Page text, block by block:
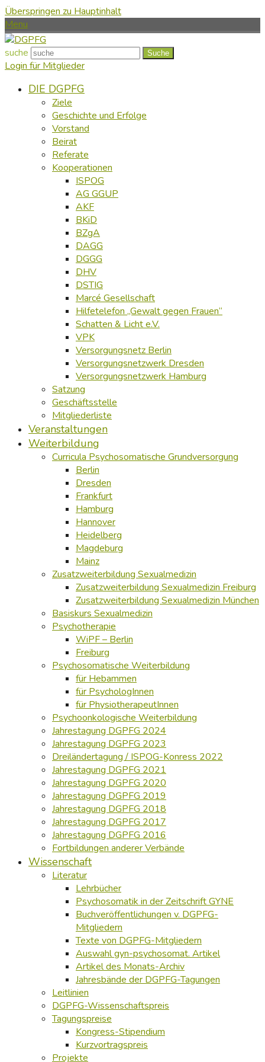
Überspringen zu Hauptinhalt
Menu
suche Suche
Login für Mitglieder
DIE DGPFG
Ziele
Geschichte und Erfolge
Vorstand
Beirat
Referate
Kooperationen
ISPOG
AG GGUP
AKF
BKiD
BZgA
DAGG
DGGG
DHV
DSTIG
Marcé Gesellschaft
Hilfetelefon „Gewalt gegen Frauen“
Schatten & Licht e.V.
VPK
Versorgungsnetz Berlin
Versorgungsnetzwerk Dresden
Versorgungsnetzwerk Hamburg
Satzung
Geschäftsstelle
Mitgliederliste
Veranstaltungen
Weiterbildung
Curricula Psychosomatische Grundversorgung
Berlin
Dresden
Frankfurt
Hamburg
Hannover
Heidelberg
Magdeburg
Mainz
Zusatzweiterbildung Sexualmedizin
Zusatzweiterbildung Sexualmedizin Freiburg
Zusatzweiterbildung Sexualmedizin München
Basiskurs Sexualmedizin
Psychotherapie
WiPF – Berlin
Freiburg
Psychosomatische Weiterbildung
für Hebammen
für PsychologInnen
für PhysiotherapeutInnen
Psychoonkologische Weiterbildung
Jahrestagung DGPFG 2024
Jahrestagung DGPFG 2023
Dreiländertagung / ISPOG-Konress 2022
Jahrestagung DGPFG 2021
Jahrestagung DGPFG 2020
Jahrestagung DGPFG 2019
Jahrestagung DGPFG 2018
Jahrestagung DGPFG 2017
Jahrestagung DGPFG 2016
Fortbildungen anderer Verbände
Wissenschaft
Literatur
Lehrbücher
Psychosomatik in der Zeitschrift GYNE
Buchveröffentlichungen v. DGPFG-
Mitgliedern
Texte von DGPFG-Mitgliedern
Auswahl gyn-psychosomat. Artikel
Artikel des Monats-Archiv
Jahresbände der DGPFG-Tagungen
Leitlinien
DGPFG-Wissenschaftspreis
Tagungspreise
Kongress-Stipendium
Kurzvortragspreis
Projekte